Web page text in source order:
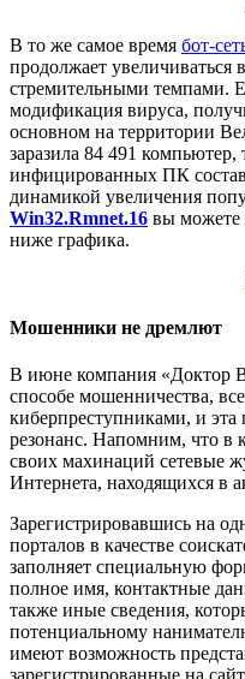
В то же самое время бот-
продолжает увеличиваться
стремительными темпами.
модификация вируса,
основном на территории
заразила 84 491 компьютер,
инфицированных ПК
динамикой увеличения
Win32.Rmnet.16 вы можете
ниже графика.
Мошенники не дремлют
В июне компания «Доктор
способе мошенничества,
киберпреступниками, и
резонанс. Напомним, что в
своих махинаций сетевые
Интернета, находящихся в
Зарегистрировавшись на
порталов в качестве
заполняет специальную
полное имя, контактные
также иные сведения,
потенциальному
имеют возможность